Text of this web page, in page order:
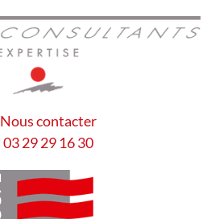
Nous contacter
03 29 29 16 30